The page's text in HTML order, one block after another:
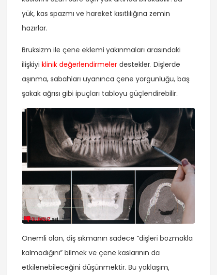
yük, kas spazmı ve hareket kısıtlılığına zemin
hazırlar.
Bruksizm ile çene eklemi yakınmaları arasındaki
ilişkiyi klinik değerlendirmeler destekler. Dişlerde
aşınma, sabahları uyanınca çene yorgunluğu, baş
şakak ağrısı gibi ipuçları tabloyu güçlendirebilir.
Önemli olan, diş sıkmanın sadece “dişleri bozmakla
kalmadığını” bilmek ve çene kaslarının da
etkilenebileceğini düşünmektir. Bu yaklaşım,